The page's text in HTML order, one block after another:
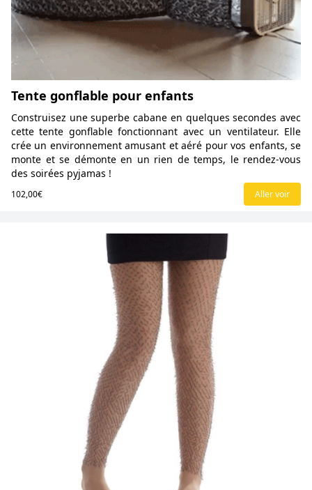
Tente gonflable pour enfants
Construisez une superbe cabane en quelques secondes avec
cette tente gonflable fonctionnant avec un ventilateur. Elle
crée un environnement amusant et aéré pour vos enfants, se
monte et se démonte en un rien de temps, le rendez-vous
des soirées pyjamas !
102,00€ Aller voir